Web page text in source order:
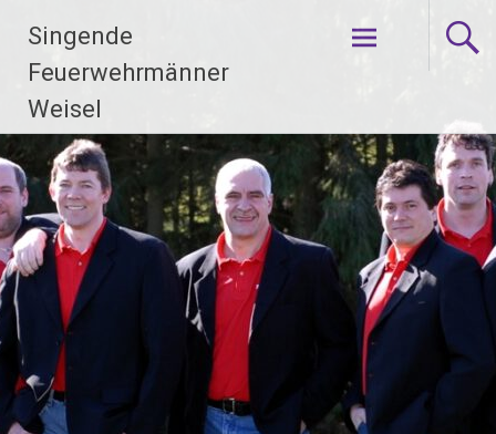
Inhalt
springen
Singende
Feuerwehrmänner
Weisel